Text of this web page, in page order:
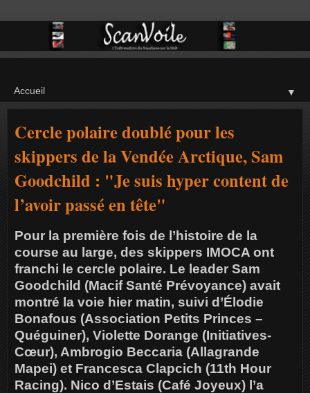
▼
Cercle polaire doublé pour les
skippers de la Vendée Arctique, Sam
Goodchild : "Je suis hyper content de
l’avoir passé en tête"
Pour la première fois de l’histoire de la
course au large, des skippers IMOCA ont
franchi le cercle polaire. Le leader Sam
Goodchild (Macif Santé Prévoyance) avait
montré la voie hier matin, suivi d’Élodie
Bonafous (Association Petits Princes –
Quéguiner), Violette Dorange (Initiatives-
Cœur), Ambrogio Beccaria (Allagrande
Mapei) et Francesca Clapcich (11th Hour
Racing). Nico d’Estais (Café Joyeux) l’a